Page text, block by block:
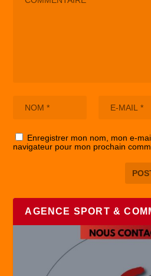
Enregistrer mon nom, mon e-
navigateur pour mon prochain
AGENCE SPORT &